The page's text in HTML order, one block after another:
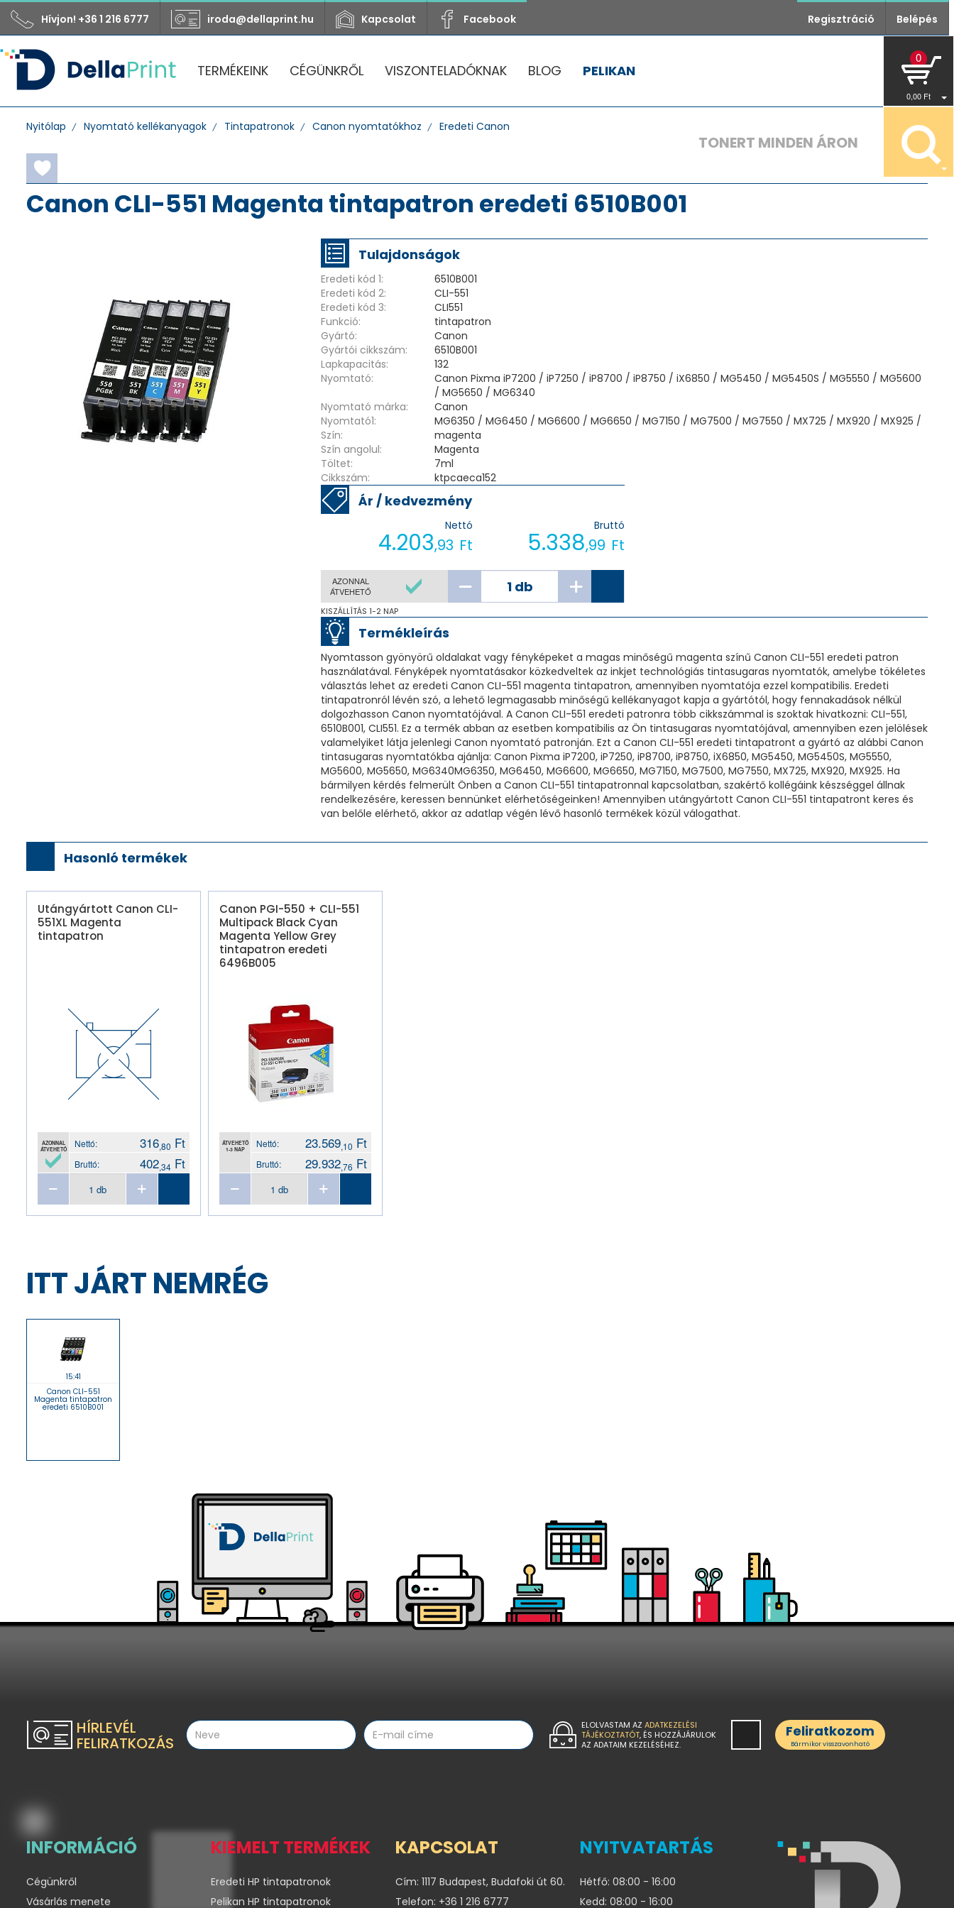
Hívjon! +36 1 216 6777 iroda@dellaprint.hu Kapcsolat Facebook Regisztráció Belépés
TERMÉKEINK CÉGÜNKRŐL VISZONTELADÓKNAK BLOG PELIKAN
0
0,00 Ft
TONERT MINDEN ÁRON
Nyitólap Nyomtató kellékanyagok Tintapatronok Canon nyomtatókhoz Eredeti Canon
Canon CLI-551 Magenta tintapatron eredeti 6510B001
Tulajdonságok
Eredeti kód 1:
6510B001
Eredeti kód 2:
CLI-551
Eredeti kód 3:
CLI551
Funkció:
tintapatron
Gyártó:
Canon
Gyártói cikkszám:
6510B001
Lapkapacitás:
132
Nyomtató:
Canon Pixma iP7200 / iP7250 / iP8700 / iP8750 / iX6850 / MG5450 / MG5450S / MG5550 / MG5600
/ MG5650 / MG6340
Nyomtató márka:
Canon
Nyomtató1:
MG6350 / MG6450 / MG6600 / MG6650 / MG7150 / MG7500 / MG7550 / MX725 / MX920 / MX925 /
Szín:
magenta
Szín angolul:
Magenta
Töltet:
7ml
Cikkszám:
ktpcaeca152
Ár / kedvezmény
Nettó
4.203,93 Ft
Bruttó
5.338,99 Ft
AZONNAL
ÁTVEHETŐ
KISZÁLLÍTÁS 1-2 NAP
Termékleírás
Nyomtasson gyönyörű oldalakat vagy fényképeket a magas minőségű magenta színű Canon CLI-551 eredeti patron
használatával. Fényképek nyomtatásakor közkedveltek az inkjet technológiás tintasugaras nyomtatók, amelybe tökéletes
választás lehet az eredeti Canon CLI-551 magenta tintapatron, amennyiben nyomtatója ezzel kompatibilis. Eredeti
tintapatronról lévén szó, a lehető legmagasabb minőségű kellékanyagot kapja a gyártótól, hogy fennakadások nélkül
dolgozhasson Canon nyomtatójával. A Canon CLI-551 eredeti patronra több cikkszámmal is szoktak hivatkozni: CLI-551,
6510B001, CLI551. Ez a termék abban az esetben kompatibilis az Ön tintasugaras nyomtatójával, amennyiben ezen jelölések
valamelyiket látja jelenlegi Canon nyomtató patronján. Ezt a Canon CLI-551 eredeti tintapatront a gyártó az alábbi Canon
tintasugaras nyomtatókba ajánlja: Canon Pixma iP7200, iP7250, iP8700, iP8750, iX6850, MG5450, MG5450S, MG5550,
MG5600, MG5650, MG6340MG6350, MG6450, MG6600, MG6650, MG7150, MG7500, MG7550, MX725, MX920, MX925. Ha
bármilyen kérdés felmerült Önben a Canon CLI-551 tintapatronnal kapcsolatban, szakértő kollégáink készséggel állnak
rendelkezésére, keressen bennünket elérhetőségeinken! Amennyiben utángyártott Canon CLI-551 tintapatront keres és
van belőle elérhető, akkor az adatlap végén lévő hasonló termékek közül válogathat.
Hasonló termékek
Utángyártott Canon CLI-
551XL Magenta
tintapatron
AZONNAL
ÁTVEHETŐ
Nettó: 316,80 Ft
Bruttó: 402,34 Ft
Canon PGI-550 + CLI-551
Multipack Black Cyan
Magenta Yellow Grey
tintapatron eredeti
6496B005
ÁTVEHETŐ
1-3 NAP
Nettó: 23.569,10 Ft
Bruttó: 29.932,76 Ft
ITT JÁRT NEMRÉG
15:41
Canon CLI-551
Magenta tintapatron
eredeti 6510B001
HÍRLEVÉL
FELIRATKOZÁS
ELOLVASTAM AZ ADATKEZELÉSI
TÁJÉKOZTATÓT, ÉS HOZZÁJÁRULOK
AZ ADATAIM KEZELÉSÉHEZ.
Feliratkozom
Bármikor visszavonható
INFORMÁCIÓ
Cégünkről
Vásárlás menete
KIEMELT TERMÉKEK
Eredeti HP tintapatronok
Pelikan HP tintapatronok
KAPCSOLAT
Cím: 1117 Budapest, Budafoki út 60.
Telefon: +36 1 216 6777
NYITVATARTÁS
Hétfő: 08:00 - 16:00
Kedd: 08:00 - 16:00